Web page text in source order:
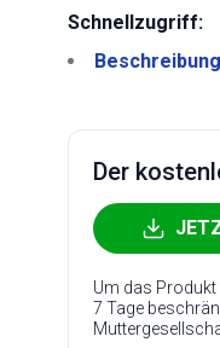
Schnellzugriff:
Beschreibung
Der
Um das
7 Tage